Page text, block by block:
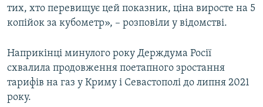
тих, хто перевищує цей показник, ціна виросте на 5
копійок за кубометр», – розповіли у відомстві.
Наприкінці минулого року Держдума Росії
схвалила продовження поетапного зростання
тарифів на газ у Криму і Севастополі до липня 2021
року.